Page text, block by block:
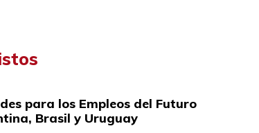
para los Empleos del Futuro
Brasil y Uruguay